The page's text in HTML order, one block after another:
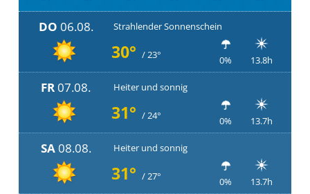
DO 06.08. Strahlender Sonnenschein
30° / 23° 0% 13.8h
FR07.08. Heiter und sonnig
31° / 24° 0% 13.7h
SA08.08. Heiter und sonnig
31° / 27° 0% 13.7h